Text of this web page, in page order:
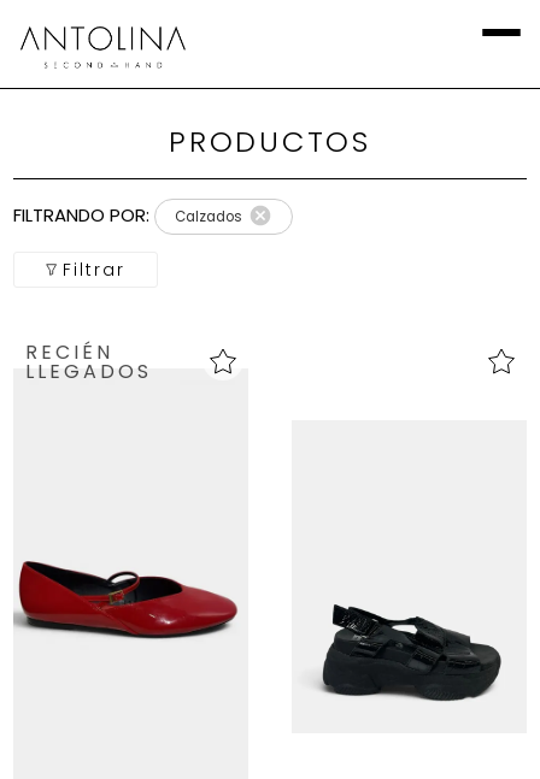
PRODUCTOS
FILTRANDO POR: Calzados
Filtrar
Filtros
Local
Calzado
Talla
USA
RECIÉN
LLEGADOS